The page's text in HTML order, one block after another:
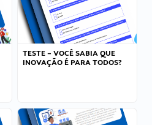
TESTE – VOCÊ SABIA QUE
INOVAÇÃO É PARA TODOS?